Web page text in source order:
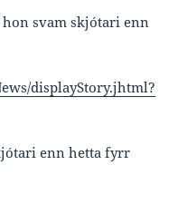
svam skjótari enn
displayStory.jhtml?
enn hetta fyrr